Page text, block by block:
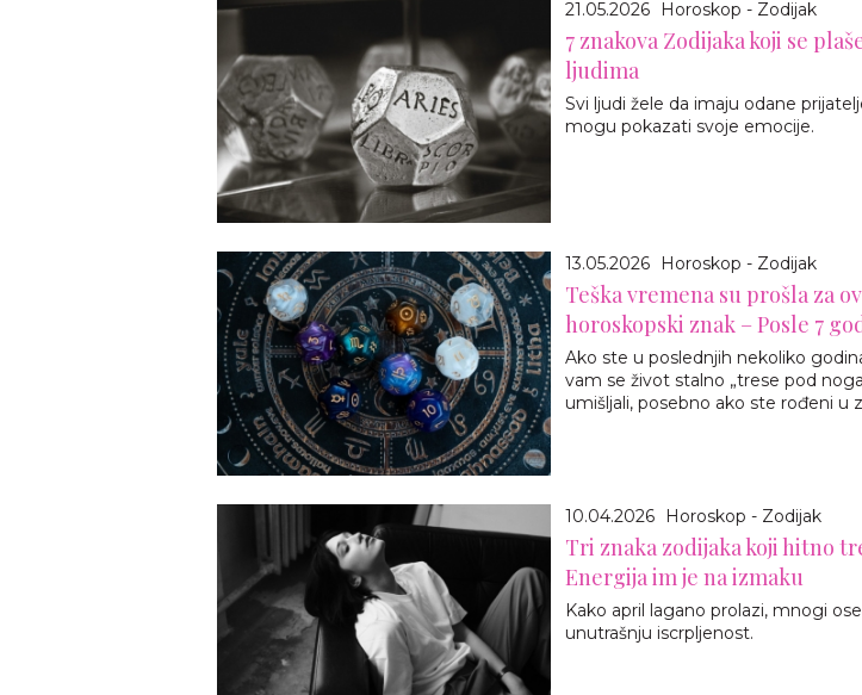
21.05.2026 Horoskop - Zodijak
7 znakova Zodijaka koji se
ljudima
Svi ljudi žele da imaju odane
mogu pokazati svoje emocije.
13.05.2026 Horoskop - Zodijak
Teška vremena su prošla za
horoskopski znak – Posle 7
Ako ste u poslednjih nekoliko
vam se život stalno „trese pod
umišljali, posebno ako ste rođeni u
10.04.2026 Horoskop - Zodijak
Tri znaka zodijaka koji hitno
Energija im je na izmaku
Kako april lagano prolazi, mnogi
unutrašnju iscrpljenost.